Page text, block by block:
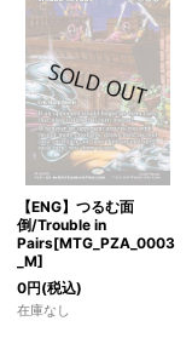
【ENG】つるむ面
倒/Trouble in
Pairs[MTG_PZA_0003
_M]
0円(税込)
在庫なし